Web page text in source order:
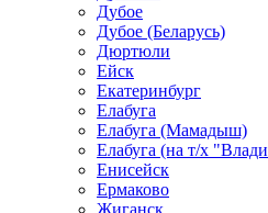
Дубое
Дубое (Беларусь)
Дюртюли
Ейск
Екатеринбург
Елабуга
Елабуга (Мамадыш)
Елабуга (на т/х
Енисейск
Ермаково
Жиганск